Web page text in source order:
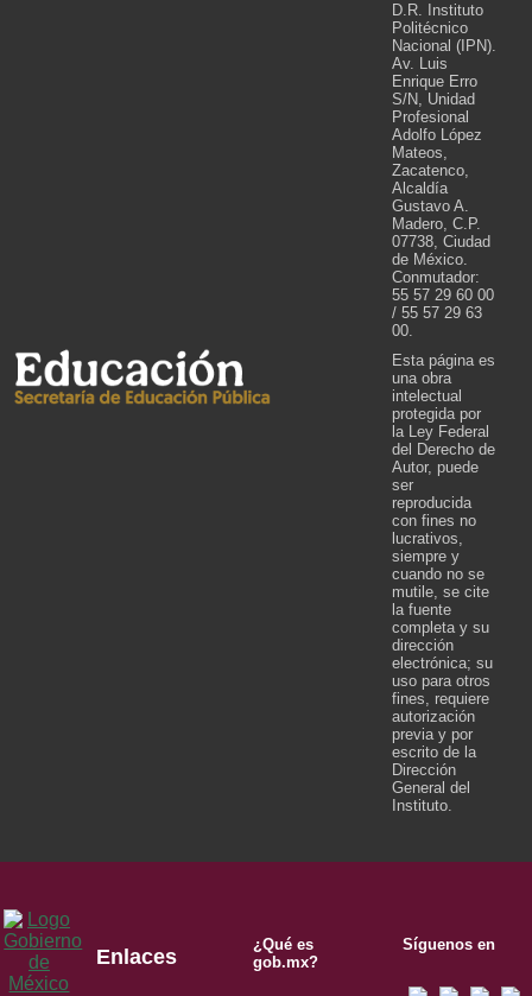
D.R. Instituto
Politécnico
Nacional (IPN).
Av. Luis
Enrique Erro
S/N, Unidad
Profesional
Adolfo López
Mateos,
Zacatenco,
Alcaldía
Gustavo A.
Madero, C.P.
07738, Ciudad
de México.
Conmutador:
55 57 29 60 00
/ 55 57 29 63
00.
Esta página es
una obra
intelectual
protegida por
la Ley Federal
del Derecho de
Autor, puede
ser
reproducida
con fines no
lucrativos,
siempre y
cuando no se
mutile, se cite
la fuente
completa y su
dirección
electrónica; su
uso para otros
fines, requiere
autorización
previa y por
escrito de la
Dirección
General del
Instituto.
Enlaces
¿Qué es
gob.mx?
Síguenos en